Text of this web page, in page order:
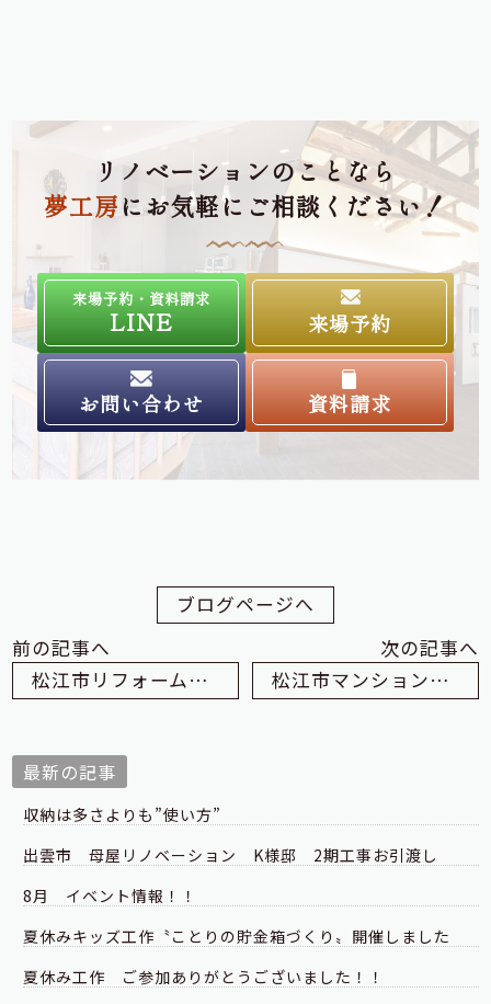
リノベーションのことなら
夢工房にお気軽にご相談ください！
来場予約・資料請求
LINE 来場予約
お問い合わせ 資料請求
ブログページへ
前の記事へ
松江市リフォーム S様邸
次の記事へ
松江市マンションリノベ-H様邸
最新の記事
収納は多さよりも”使い方”
出雲市 母屋リノベーション K様邸 2期工事お引渡し
8月 イベント情報！！
夏休みキッズ工作〝ことりの貯金箱づくり〟開催しました
夏休み工作 ご参加ありがとうございました！！